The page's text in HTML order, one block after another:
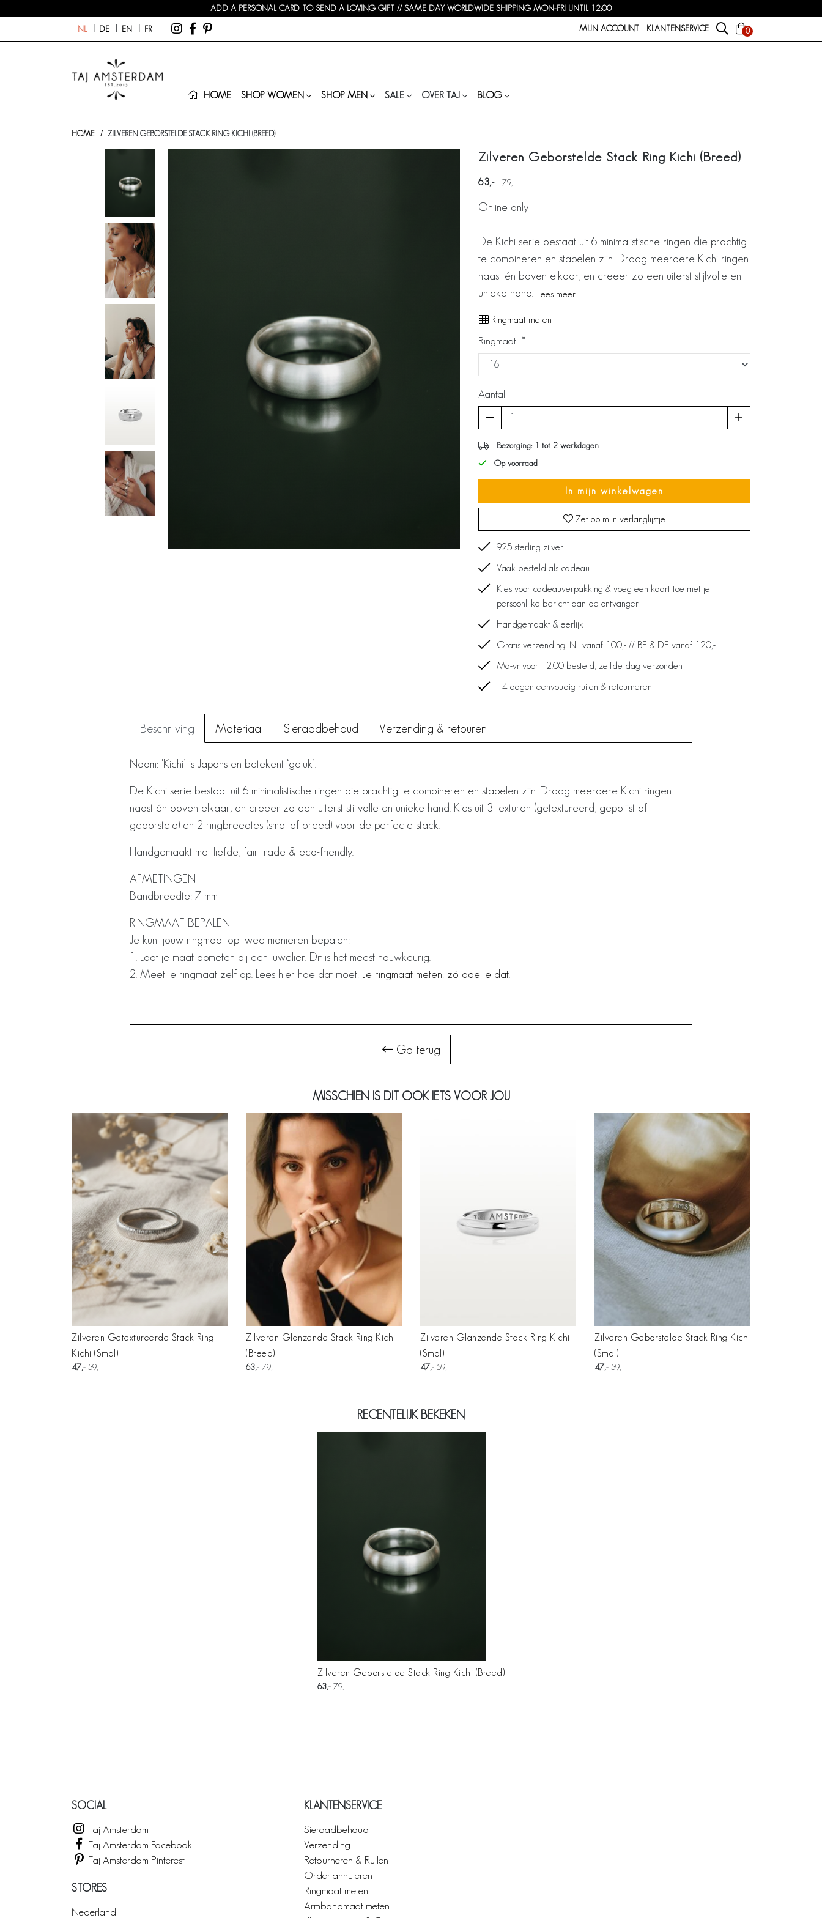
ADD A PERSONAL CARD TO SEND A LOVING GIFT // SAME DAY WORLDWIDE SHIPPING MON-FRI UNTIL 12:00
NL DE EN FR MIJN ACCOUNT KLANTENSERVICE 0
HOME SHOP WOMEN SHOP MEN SALE OVER TAJ BLOG
HOME ZILVEREN GEBORSTELDE STACK RING KICHI (BREED)
Zilveren Geborstelde Stack Ring Kichi (Breed)
63 79
Online only
De Kichi-serie bestaat uit 6 minimalistische ringen die prachtig
te combineren en stapelen zijn. Draag meerdere Kichi-ringen
naast én boven elkaar, en creëer zo een uiterst stijlvolle en
unieke hand.
Lees meer
Ringmaat meten
Ringmaat: *
Aantal
Bezorging: 1 tot 2 werkdagen
Op voorraad
In mijn winkelwagen
Zet op mijn verlanglijstje
925 sterling zilver
Vaak besteld als cadeau
Kies voor cadeauverpakking & voeg een kaart toe met je
persoonlijke bericht aan de ontvanger
Handgemaakt & eerlijk
Gratis verzending: NL vanaf 100,- // BE & DE vanaf 120,-
Ma-vr voor 12.00 besteld, zelfde dag verzonden
14 dagen eenvoudig ruilen & retourneren
Beschrijving Materiaal Sieraadbehoud Verzending & retouren
Naam: ‘Kichi’ is Japans en betekent ‘geluk’.
De Kichi-serie bestaat uit 6 minimalistische ringen die prachtig te combineren en stapelen zijn. Draag meerdere Kichi-ringen
naast én boven elkaar, en creëer zo een uiterst stijlvolle en unieke hand. Kies uit 3 texturen (getextureerd, gepolijst of
geborsteld) en 2 ringbreedtes (smal of breed) voor de perfecte stack.
Handgemaakt met liefde, fair trade & eco-friendly.
AFMETINGEN
Bandbreedte: 7 mm
RINGMAAT BEPALEN
Je kunt jouw ringmaat op twee manieren bepalen:
1. Laat je maat opmeten bij een juwelier. Dit is het meest nauwkeurig.
2. Meet je ringmaat zelf op. Lees hier hoe dat moet: Je ringmaat meten: zó doe je dat
Ga terug
MISSCHIEN IS DIT OOK IETS VOOR JOU
Zilveren Getextureerde Stack Ring
Kichi (Smal)
47 59
Zilveren Glanzende Stack Ring Kichi
(Breed)
63 79
Zilveren Glanzende Stack Ring Kichi
(Smal)
47 59
Zilveren Geborstelde Stack Ring Kichi
(Smal)
47 59
RECENTELIJK BEKEKEN
Zilveren Geborstelde Stack Ring Kichi (Breed)
63 79
SOCIAL
Taj Amsterdam
Taj Amsterdam Facebook
Taj Amsterdam Pinterest
STORES
Nederland
KLANTENSERVICE
Sieraadbehoud
Verzending
Retourneren & Ruilen
Order annuleren
Ringmaat meten
Armbandmaat meten